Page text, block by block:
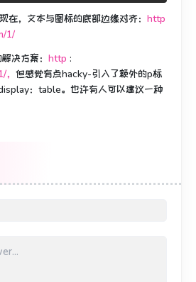
现在，文本与图标的底部边缘对齐： http
1/
解决方案： http :
但感觉有点hacky-引入了额外的p标
：table。 也许有人可以建议一种